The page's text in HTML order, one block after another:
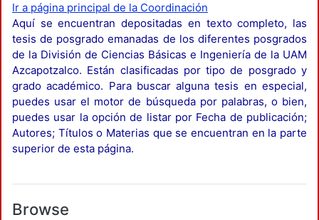
Ir a página principal de la Coordinación
Aquí se encuentran depositadas en texto completo, las
tesis de posgrado emanadas de los diferentes posgrados
de la División de Ciencias Básicas e Ingeniería de la UAM
Azcapotzalco. Están clasificadas por tipo de posgrado y
grado académico. Para buscar alguna tesis en especial,
puedes usar el motor de búsqueda por palabras, o bien,
puedes usar la opción de listar por Fecha de publicación;
Autores; Títulos o Materias que se encuentran en la parte
superior de esta página.
Browse